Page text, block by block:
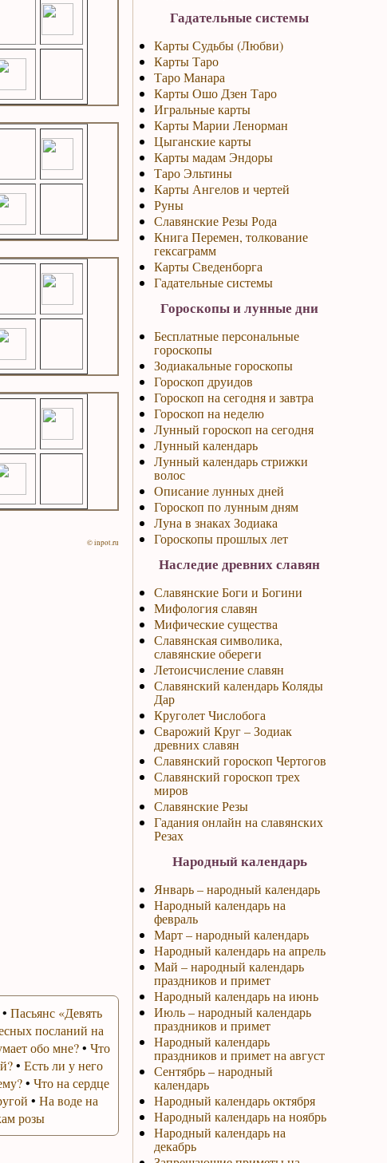
© inpot.ru
• Пасьянс «Девять
посланий на
обо мне?• Что
• Есть ли у него
• Что на сердце
• На воде на
розы
Гадательные системы
Карты Судьбы (Любви)
Карты Таро
Таро Манара
Карты Ошо Дзен Таро
Игральные карты
Карты Марии Ленорман
Цыганские карты
Карты мадам Эндоры
Таро Эльтины
Карты Ангелов и чертей
Руны
Славянские Резы Рода
Книга Перемен, толкование
гексаграмм
Карты Сведенборга
Гадательные системы
Гороскопы и лунные дни
Бесплатные персональные
гороскопы
Зодиакальные гороскопы
Гороскоп друидов
Гороскоп на сегодня и завтра
Гороскоп на неделю
Лунный гороскоп на сегодня
Лунный календарь
Лунный календарь стрижки
волос
Описание лунных дней
Гороскоп по лунным дням
Луна в знаках Зодиака
Гороскопы прошлых лет
Наследие древних славян
Славянские Боги и Богини
Мифология славян
Мифические существа
Славянская символика,
славянские обереги
Летоисчисление славян
Славянский календарь Коляды
Дар
Круголет Числобога
Сварожий Круг – Зодиак
древних славян
Славянский гороскоп Чертогов
Славянский гороскоп трех
миров
Славянские Резы
Гадания онлайн на славянских
Резах
Народный календарь
Январь – народный календарь
Народный календарь на
февраль
Март – народный календарь
Народный календарь на апрель
Май – народный календарь
праздников и примет
Народный календарь на июнь
Июль – народный календарь
праздников и примет
Народный календарь
праздников и примет на август
Сентябрь – народный
календарь
Народный календарь октября
Народный календарь на ноябрь
Народный календарь на
декабрь